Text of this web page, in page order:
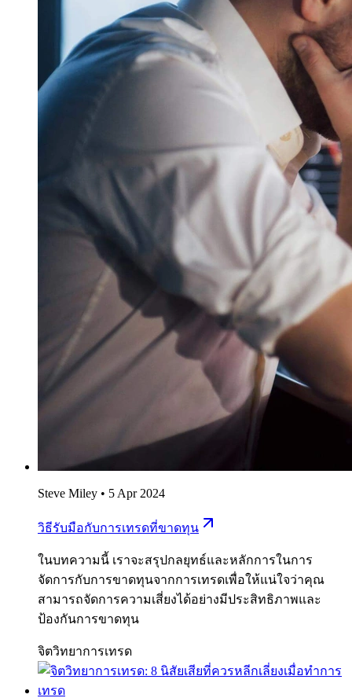
Steve Miley • 5 Apr 2024
วิธีรับมือกับการเทรดที่ขาดทุน
ในบทความนี้ เราจะสรุปกลยุทธ์และหลักการในการ
จัดการกับการขาดทุนจากการเทรดเพื่อให้แน่ใจว่าคุณ
สามารถจัดการความเสี่ยงได้อย่างมีประสิทธิภาพและ
ป้องกันการขาดทุน
จิตวิทยาการเทรด